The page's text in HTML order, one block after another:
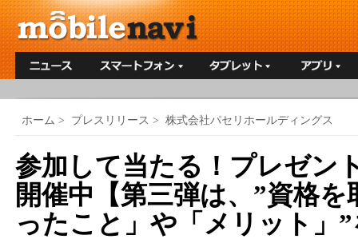
ホーム > プレスリリース > 株式会社パセリホールディングス
参加して当たる！プレゼン
開催中【第三弾は、”資格
ったこと」や「メリット」